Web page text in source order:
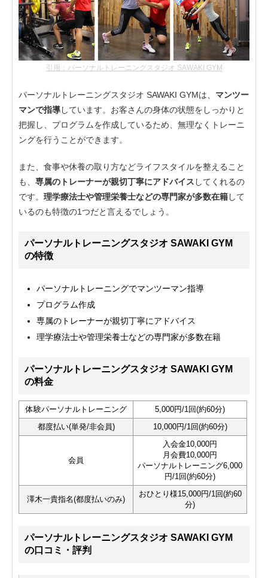
引用：パーソナルトレーニングスタジオ SAWAKI GYM
パーソナルトレーニングスタジオ SAWAKI GYMは、 マンツー
マンで指導しています。お客さんの身体の状態をしっかりと
把握し、プログラムを作成しているため、無理なくトレーニ
ングを行うことができます。
また、食事や休養の取り方などライフスタイルを整えること
も、 専属のトレーナーが親切丁寧にアドバイス してくれるの
です。 理学療法士や管理栄養士などの専門家が多数在籍して
いるのも特徴の1つだと言えるでしょう。
パーソナルトレーニングスタジオ SAWAKI GYM
の特徴
パーソナルトレーニングでマンツーマン指導
プログラム作成
専属のトレーナーが親切丁寧にアドバイス
理学療法士や管理栄養士などの専門家が多数在籍
パーソナルトレーニングスタジオ SAWAKI GYM
の料金
体験パーソナルトレーニング
5,000円/1回(約60分)
都度払い(単発/非会員)
10,000円/1回(約60分)
会員
入会金10,000円
月会費10,000円
パーソナルトレーニング6,000
円/1回(約60分)
澤木一貴指名(都度払いのみ)
おひとり様15,000円/1回(約60
分)
パーソナルトレーニングスタジオ SAWAKI GYM
の口コミ・評判